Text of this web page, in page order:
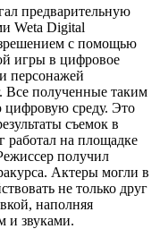
предварительную
Weta Digital
с помощью
игры в цифровое
персонажей
Все полученные таким
цифровую среду. Это
съемок в
работал на площадке
получил
Актеры могли в
не только друг
наполняя
и звуками.